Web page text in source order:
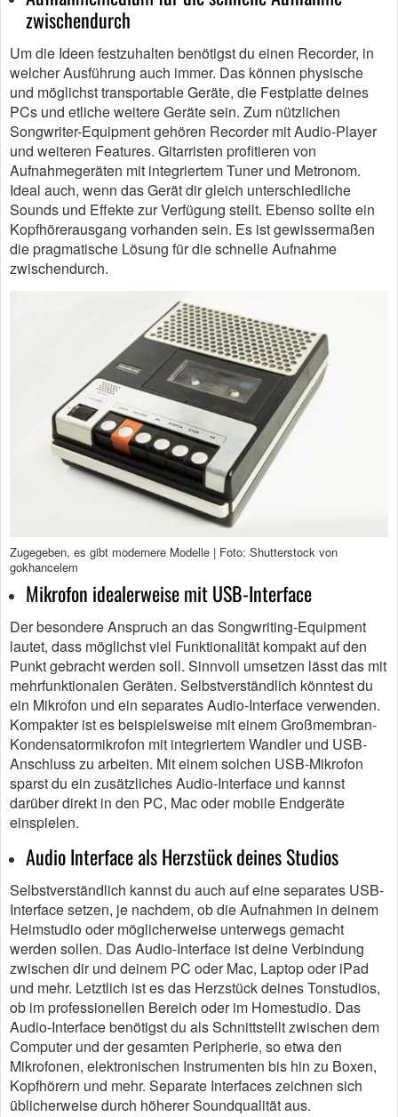
zwischendurch
Um die Ideen festzuhalten benötigst du einen Recorder, in
welcher Ausführung auch immer. Das können physische
und möglichst transportable Geräte, die Festplatte deines
PCs und etliche weitere Geräte sein. Zum nützlichen
Songwriter-Equipment gehören Recorder mit Audio-Player
und weiteren Features. Gitarristen profitieren von
Aufnahmegeräten mit integriertem Tuner und Metronom.
Ideal auch, wenn das Gerät dir gleich unterschiedliche
Sounds und Effekte zur Verfügung stellt. Ebenso sollte ein
Kopfhörerausgang vorhanden sein. Es ist gewissermaßen
die pragmatische Lösung für die schnelle Aufnahme
zwischendurch.
Zugegeben, es gibt modernere Modelle | Foto: Shutterstock von
gokhancelem
Mikrofon idealerweise mit USB-Interface
Der besondere Anspruch an das Songwriting-Equipment
lautet, dass möglichst viel Funktionalität kompakt auf den
Punkt gebracht werden soll. Sinnvoll umsetzen lässt das mit
mehrfunktionalen Geräten. Selbstverständlich könntest du
ein Mikrofon und ein separates Audio-Interface verwenden.
Kompakter ist es beispielsweise mit einem Großmembran-
Kondensatormikrofon mit integriertem Wandler und USB-
Anschluss zu arbeiten. Mit einem solchen USB-Mikrofon
sparst du ein zusätzliches Audio-Interface und kannst
darüber direkt in den PC, Mac oder mobile Endgeräte
einspielen.
Audio Interface als Herzstück deines Studios
Selbstverständlich kannst du auch auf eine separates USB-
Interface setzen, je nachdem, ob die Aufnahmen in deinem
Heimstudio oder möglicherweise unterwegs gemacht
werden sollen. Das Audio-Interface ist deine Verbindung
zwischen dir und deinem PC oder Mac, Laptop oder iPad
und mehr. Letztlich ist es das Herzstück deines Tonstudios,
ob im professionellen Bereich oder im Homestudio. Das
Audio-Interface benötigst du als Schnittstellt zwischen dem
Computer und der gesamten Peripherie, so etwa den
Mikrofonen, elektronischen Instrumenten bis hin zu Boxen,
Kopfhörern und mehr. Separate Interfaces zeichnen sich
üblicherweise durch höherer Soundqualität aus.